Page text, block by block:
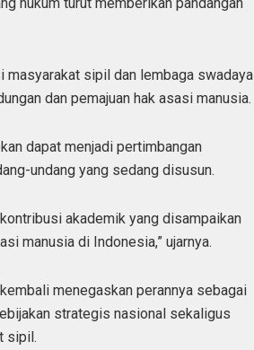
masyarakat sipil dan lembaga swadaya
dan pemajuan hak asasi manusia.
dapat menjadi pertimbangan
undang yang sedang disusun.
akademik yang disampaikan
manusia di Indonesia,” ujarnya.
menegaskan perannya sebagai
strategis nasional sekaligus
sipil.